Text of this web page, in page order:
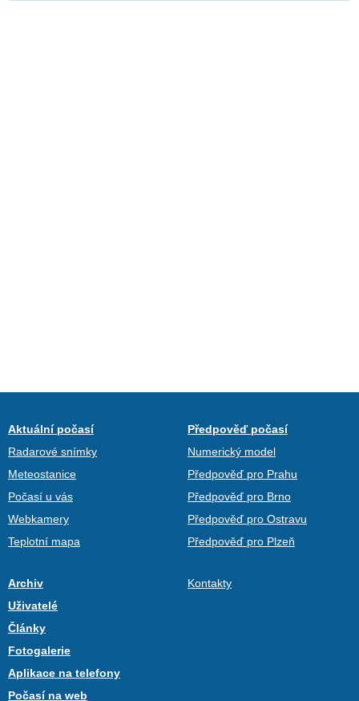
Aktuální počasí
Radarové snímky
Meteostanice
Počasí u vás
Webkamery
Teplotní mapa
Předpověď počasí
Numerický model
Předpověď pro Prahu
Předpověď pro Brno
Předpověď pro Ostravu
Předpověď pro Plzeň
Archiv
Uživatelé
Články
Fotogalerie
Aplikace na telefony
Počasí na web
Kontakty